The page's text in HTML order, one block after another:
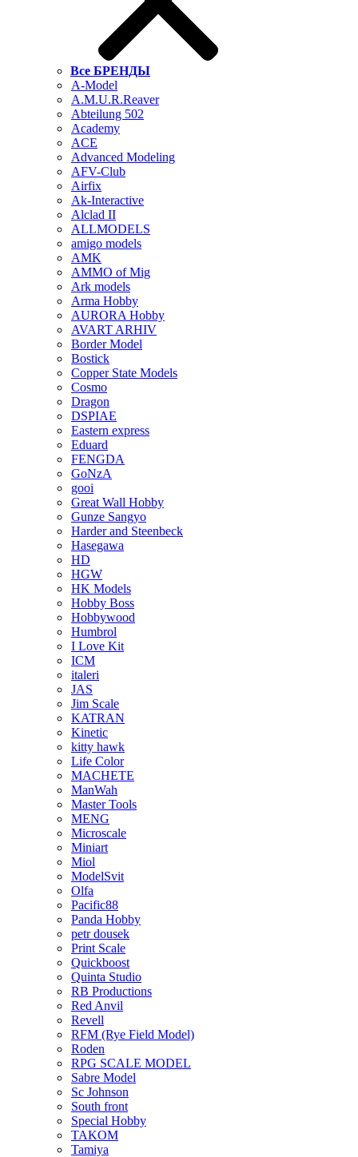
Все БРЕНДЫ
A-Model
A.M.U.R.Reaver
Abteilung 502
Academy
ACE
Advanced Modeling
AFV-Club
Airfix
Ak-Interactive
Alclad II
ALLMODELS
amigo models
AMK
AMMO of Mig
Ark models
Arma Hobby
AURORA Hobby
AVART ARHIV
Border Model
Bostick
Copper State Models
Cosmo
Dragon
DSPIAE
Eastern express
Eduard
FENGDA
GoNzA
gooi
Great Wall Hobby
Gunze Sangyo
Harder and Steenbeck
Hasegawa
HD
HGW
HK Models
Hobby Boss
Hobbywood
Humbrol
I Love Kit
ICM
italeri
JAS
Jim Scale
KATRAN
Kinetic
kitty hawk
Life Color
MACHETE
ManWah
Master Tools
MENG
Microscale
Miniart
Miol
ModelSvit
Olfa
Pacific88
Panda Hobby
petr dousek
Print Scale
Quickboost
Quinta Studio
RB Productions
Red Anvil
Revell
RFM (Rye Field Model)
Roden
RPG SCALE MODEL
Sabre Model
Sc Johnson
South front
Special Hobby
TAKOM
Tamiya